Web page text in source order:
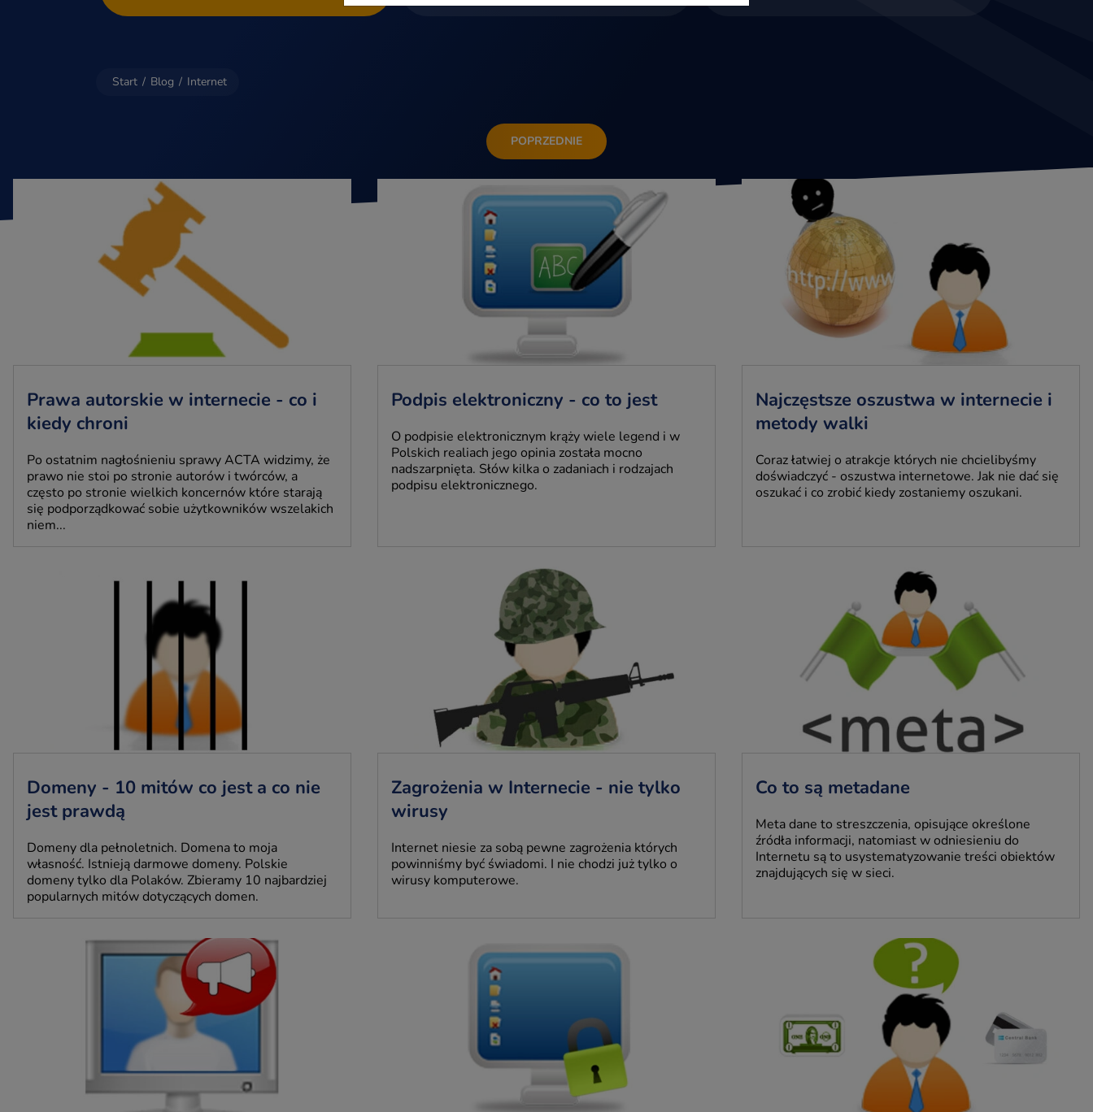
Start / Blog / Internet
POPRZEDNIE
Prawa autorskie w internecie - co i
kiedy chroni
Po ostatnim nagłośnieniu sprawy ACTA widzimy, że
prawo nie stoi po stronie autorów i twórców, a
często po stronie wielkich koncernów które starają
się podporządkować sobie użytkowników wszelakich
niem...
Podpis elektroniczny - co to jest
O podpisie elektronicznym krąży wiele legend i w
Polskich realiach jego opinia została mocno
nadszarpnięta. Słów kilka o zadaniach i rodzajach
podpisu elektronicznego.
Najczęstsze oszustwa w internecie i
metody walki
Coraz łatwiej o atrakcje których nie chcielibyśmy
doświadczyć - oszustwa internetowe. Jak nie dać się
oszukać i co zrobić kiedy zostaniemy oszukani.
Domeny - 10 mitów co jest a co nie
jest prawdą
Domeny dla pełnoletnich. Domena to moja
własność. Istnieją darmowe domeny. Polskie
domeny tylko dla Polaków. Zbieramy 10 najbardziej
popularnych mitów dotyczących domen.
Zagrożenia w Internecie - nie tylko
wirusy
Internet niesie za sobą pewne zagrożenia których
powinniśmy być świadomi. I nie chodzi już tylko o
wirusy komputerowe.
Co to są metadane
Meta dane to streszczenia, opisujące określone
źródła informacji, natomiast w odniesieniu do
Internetu są to usystematyzowanie treści obiektów
znajdujących się w sieci.